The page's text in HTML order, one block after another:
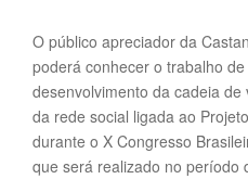
O público apreciador da
poderá conhecer o trabalho
desenvolvimento da cadeia
da rede social ligada ao
durante o X Congresso
que será realizado no